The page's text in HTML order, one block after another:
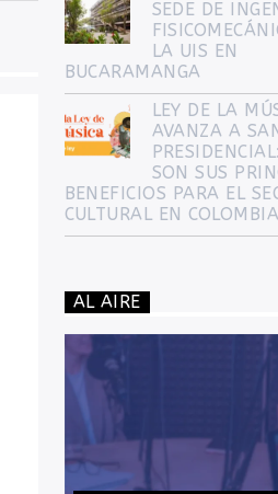
SEDE DE
LA UIS EN
BUCARAMANGA
LEY DE LA
AVANZA A
SON SUS
BENEFICIOS PARA EL
CULTURAL EN COLOMBIA
AL AIRE